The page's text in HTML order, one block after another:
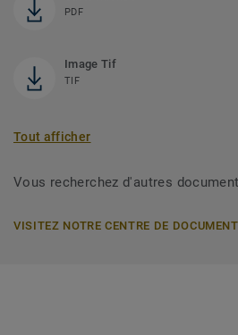
PDF
Image Tif
TIF
Tout afficher
Vous recherchez d'autres
VISITEZ NOTRE CENTRE DE